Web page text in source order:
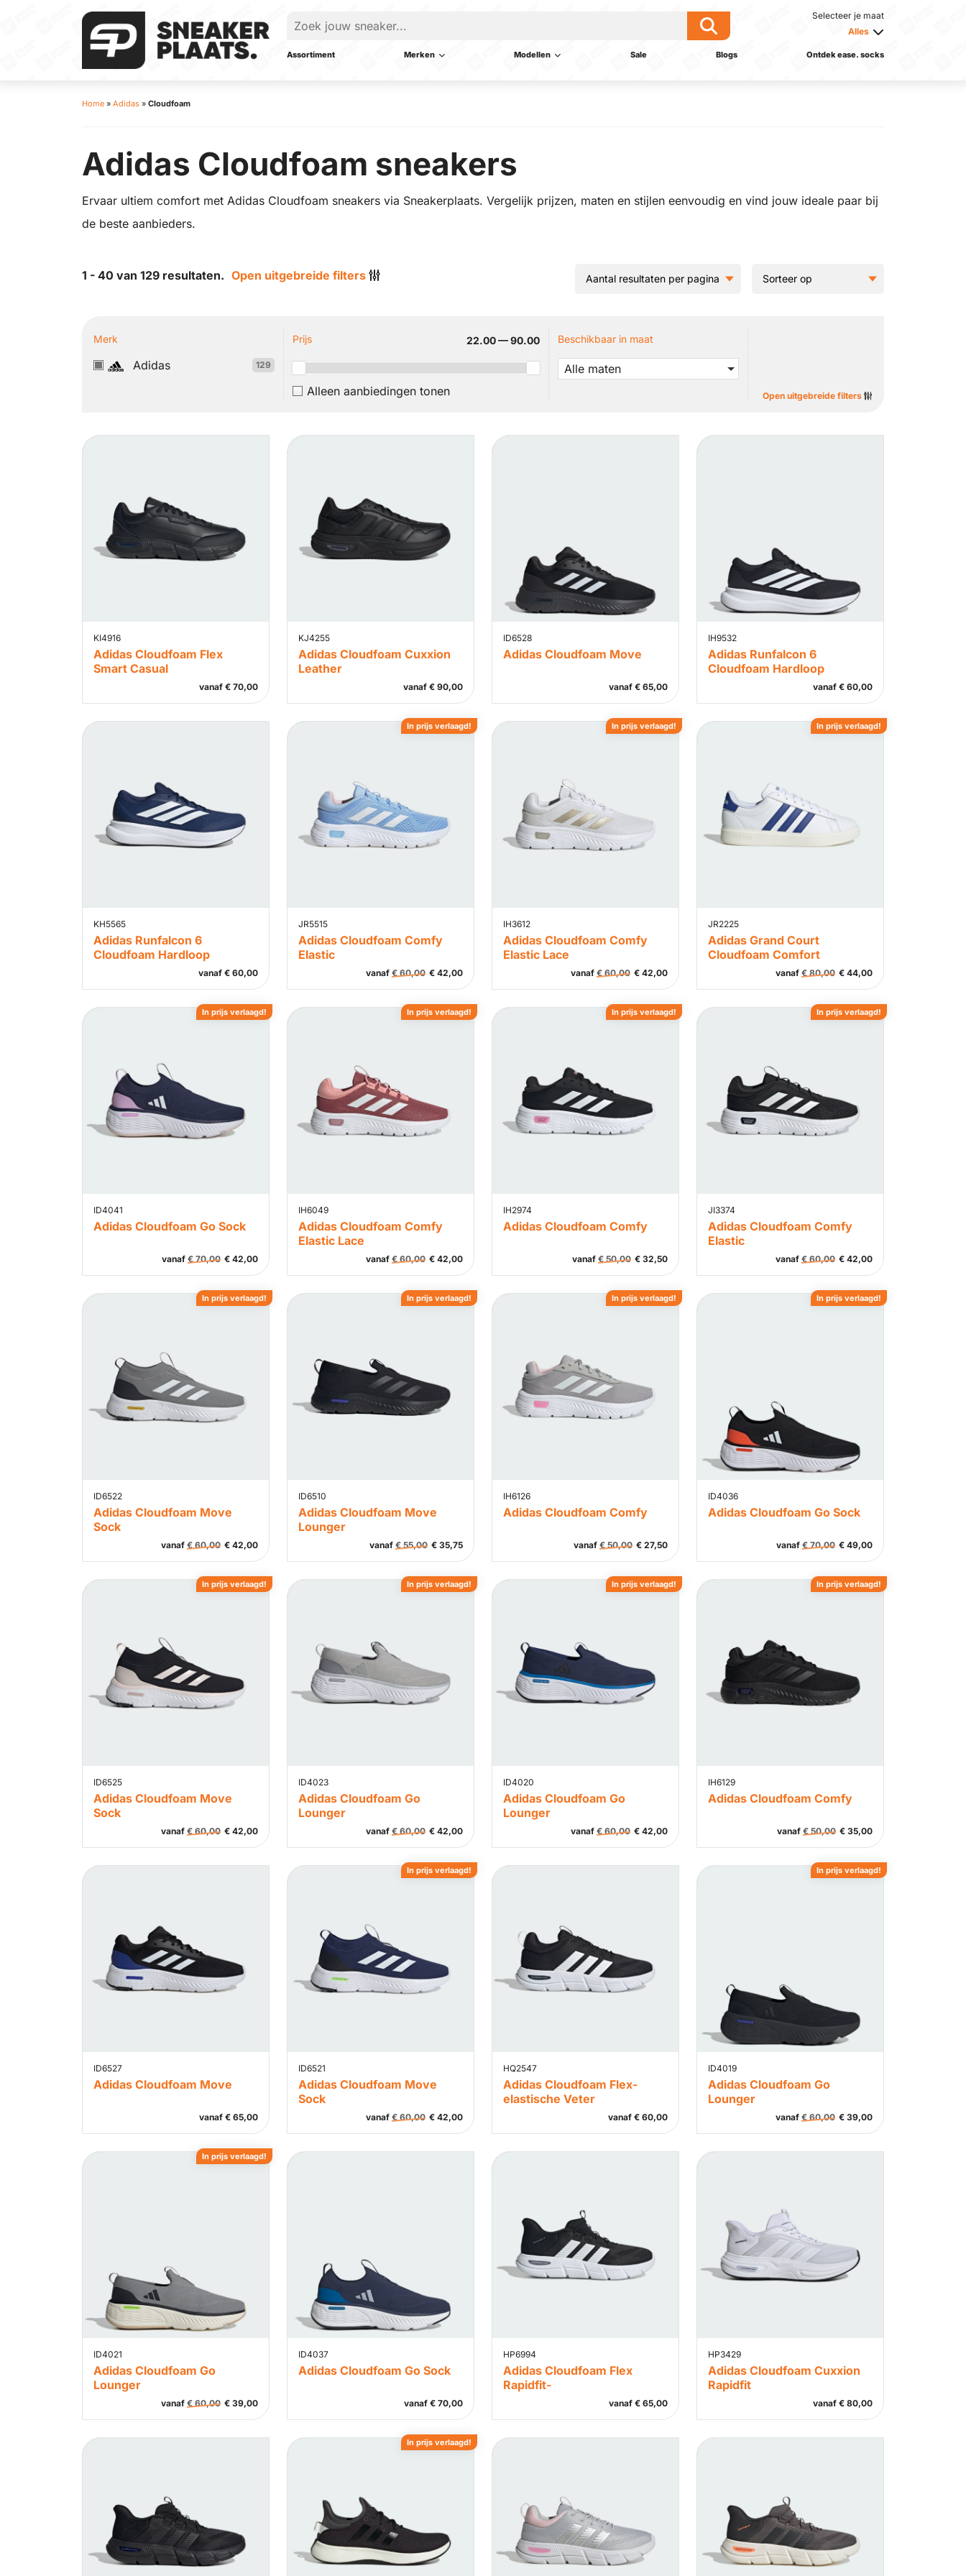
Selecteer je maat
Alles
Assortiment Merken Modellen Sale Blogs Ontdek ease. socks
Home » Adidas » Cloudfoam
Adidas Cloudfoam sneakers
Ervaar ultiem comfort met Adidas Cloudfoam sneakers via Sneakerplaats. Vergelijk prijzen, maten en stijlen eenvoudig en vind jouw ideale paar bij
de beste aanbieders.
1 - 40 van 129 resultaten. Open uitgebreide filters
Merk
Adidas 129
Prijs 22.00 — 90.00
Alleen aanbiedingen tonen
Beschikbaar in maat
Alle maten
Open uitgebreide filters
KI4916
Adidas Cloudfoam Flex
Smart Casual
vanaf € 70,00
KJ4255
Adidas Cloudfoam Cuxxion
Leather
vanaf € 90,00
ID6528
Adidas Cloudfoam Move
vanaf € 65,00
IH9532
Adidas Runfalcon 6
Cloudfoam Hardloop
vanaf € 60,00
KH5565
Adidas Runfalcon 6
Cloudfoam Hardloop
vanaf € 60,00
JR5515
Adidas Cloudfoam Comfy
Elastic
vanaf €60,00 € 42,00
In prijs verlaagd!
IH3612
Adidas Cloudfoam Comfy
Elastic Lace
vanaf €60,00 € 42,00
In prijs verlaagd!
JR2225
Adidas Grand Court
Cloudfoam Comfort
vanaf €80,00 € 44,00
In prijs verlaagd!
ID4041
Adidas Cloudfoam Go Sock
vanaf €70,00 € 42,00
In prijs verlaagd!
IH6049
Adidas Cloudfoam Comfy
Elastic Lace
vanaf €60,00 € 42,00
In prijs verlaagd!
IH2974
Adidas Cloudfoam Comfy
vanaf €50,00 € 32,50
In prijs verlaagd!
JI3374
Adidas Cloudfoam Comfy
Elastic
vanaf €60,00 € 42,00
In prijs verlaagd!
ID6522
Adidas Cloudfoam Move
Sock
vanaf €60,00 € 42,00
In prijs verlaagd!
ID6510
Adidas Cloudfoam Move
Lounger
vanaf €55,00 € 35,75
In prijs verlaagd!
IH6126
Adidas Cloudfoam Comfy
vanaf €50,00 € 27,50
In prijs verlaagd!
ID4036
Adidas Cloudfoam Go Sock
vanaf €70,00 € 49,00
In prijs verlaagd!
ID6525
Adidas Cloudfoam Move
Sock
vanaf €60,00 € 42,00
In prijs verlaagd!
ID4023
Adidas Cloudfoam Go
Lounger
vanaf €60,00 € 42,00
In prijs verlaagd!
ID4020
Adidas Cloudfoam Go
Lounger
vanaf €60,00 € 42,00
In prijs verlaagd!
IH6129
Adidas Cloudfoam Comfy
vanaf €50,00 € 35,00
In prijs verlaagd!
ID6527
Adidas Cloudfoam Move
vanaf € 65,00
ID6521
Adidas Cloudfoam Move
Sock
vanaf €60,00 € 42,00
In prijs verlaagd!
HQ2547
Adidas Cloudfoam Flex-
elastische Veter
vanaf € 60,00
ID4019
Adidas Cloudfoam Go
Lounger
vanaf €60,00 € 39,00
In prijs verlaagd!
ID4021
Adidas Cloudfoam Go
Lounger
vanaf €60,00 € 39,00
In prijs verlaagd!
ID4037
Adidas Cloudfoam Go Sock
vanaf € 70,00
HP6994
Adidas Cloudfoam Flex
Rapidfit-
vanaf € 65,00
HP3429
Adidas Cloudfoam Cuxxion
Rapidfit
vanaf € 80,00
In prijs verlaagd!